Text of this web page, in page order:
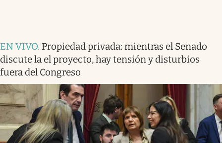
EN VIVO. Propiedad privada: mientras el Senado
discute la el proyecto, hay tensión y disturbios
fuera del Congreso